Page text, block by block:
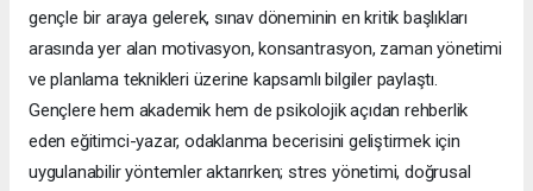
gençle bir araya gelerek, sınav döneminin en kritik başlıkları
arasında yer alan motivasyon, konsantrasyon, zaman yönetimi
ve planlama teknikleri üzerine kapsamlı bilgiler paylaştı.
Gençlere hem akademik hem de psikolojik açıdan rehberlik
eden eğitimci-yazar, odaklanma becerisini geliştirmek için
uygulanabilir yöntemler aktarırken; stres yönetimi, doğrusal